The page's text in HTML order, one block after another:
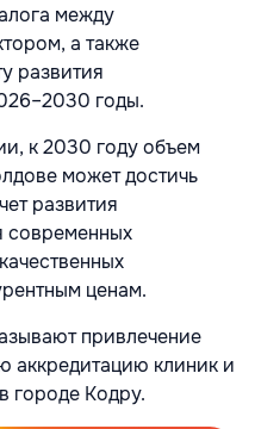
между
а также
развития
годы.
к 2030 году объем
может достичь
развития
современных
ценам.
привлечение
аккредитацию клиник и
городе Кодру.